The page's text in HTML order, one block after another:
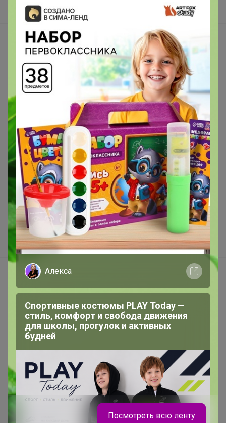
Вакансии
support@24-ok.ru
Написать в поддержку
Защита покупателя
Помощь
О нас
Все предложения
Анонсы
Новости
Поддержка альпак
Самое выгодное
Хиты продаж
Самое желанное
Самое быстрое
Начать зарабатывать с 24-ok
Picabox.ru - Лучшее место для ваших изображений
Розыгрыш - Генератор случайных чисел
Пульс нашего маркетплейса
Укорачиватель ссылок
Алекса
Спортивные костюмы PLAY Today —
стиль, комфорт и свобода движения
для школы, прогулок и активных
будней
Посмотреть всю ленту